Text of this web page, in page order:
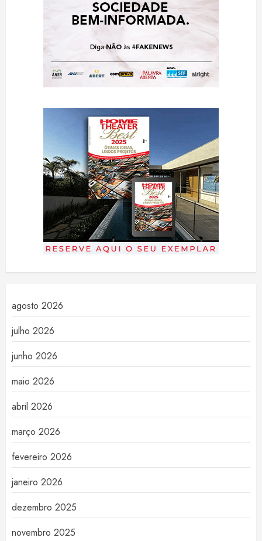
agosto 2026
julho 2026
junho 2026
maio 2026
abril 2026
março 2026
fevereiro 2026
janeiro 2026
dezembro 2025
novembro 2025